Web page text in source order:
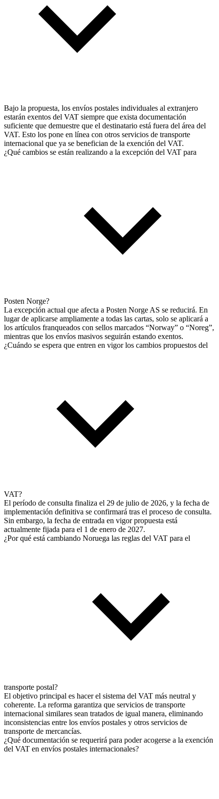
Bajo la propuesta, los envíos postales individuales al extranjero
estarán exentos del VAT siempre que exista documentación
suficiente que demuestre que el destinatario está fuera del área del
VAT. Esto los pone en línea con otros servicios de transporte
internacional que ya se benefician de la exención del VAT.
¿Qué cambios se están realizando a la excepción del VAT para
Posten Norge?
La excepción actual que afecta a Posten Norge AS se reducirá. En
lugar de aplicarse ampliamente a todas las cartas, solo se aplicará a
los artículos franqueados con sellos marcados “Norway” o “Noreg”,
mientras que los envíos masivos seguirán estando exentos.
¿Cuándo se espera que entren en vigor los cambios propuestos del
VAT?
El período de consulta finaliza el 29 de julio de 2026, y la fecha de
implementación definitiva se confirmará tras el proceso de consulta.
Sin embargo, la fecha de entrada en vigor propuesta está
actualmente fijada para el 1 de enero de 2027.
¿Por qué está cambiando Noruega las reglas del VAT para el
transporte postal?
El objetivo principal es hacer el sistema del VAT más neutral y
coherente. La reforma garantiza que servicios de transporte
internacional similares sean tratados de igual manera, eliminando
inconsistencias entre los envíos postales y otros servicios de
transporte de mercancías.
¿Qué documentación se requerirá para poder acogerse a la exención
del VAT en envíos postales internacionales?